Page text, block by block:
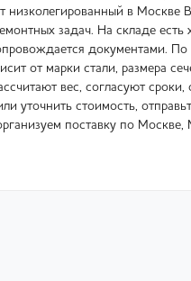
низколегированный в
задач. На складе
документами. По
от марки стали, размера
вес, согласуют
уточнить стоимость,
поставку по